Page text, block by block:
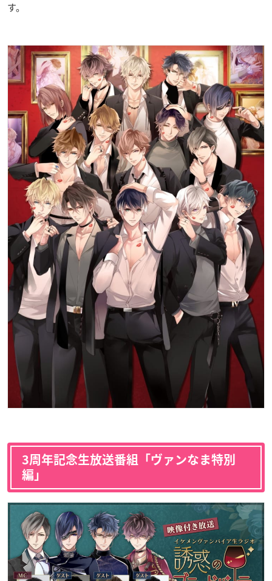
す。
3周年記念生放送番組「ヴァンなま特別
編」